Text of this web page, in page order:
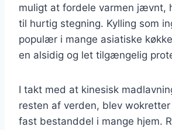
muligt at fordele varmen jævnt,
til hurtig stegning. Kylling som
populær i mange asiatiske
en alsidig og let tilgængelig
I takt med at kinesisk
resten af verden, blev
fast bestanddel i mange hjem.